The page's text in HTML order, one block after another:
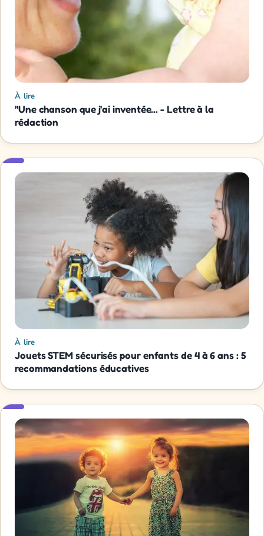
À lire
"Une chanson que j'ai inventée... - Lettre à la
rédaction
À lire
Jouets STEM sécurisés pour enfants de 4 à 6 ans : 5
recommandations éducatives